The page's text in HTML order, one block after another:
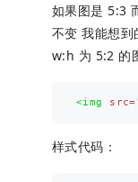
如果图是 5:3
不变 我能想
w:h 为 5:2 的
<img src=
样式代码：